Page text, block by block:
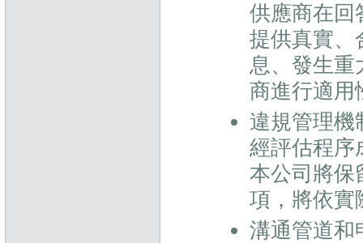
供應商在回
提供真實、
息、發生重
商進行適用
違規管理機
經評估程序
本公司將保
項，將依實
溝通管道和